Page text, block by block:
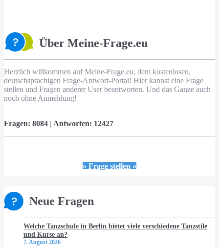
Über Meine-Frage.eu
Herzlich willkommen auf Meine-Frage.eu, dem kostenlosen,
deutschsprachigen Frage-Antwort-Portal! Hier kannst eine Frage
stellen und Fragen anderer User beantworten. Und das Ganze auch
noch ohne Anmeldung!
Fragen: 8084 | Antworten: 12427
» Frage stellen «
Neue Fragen
Welche Tanzschule in Berlin bietet viele verschiedene Tanzstile
und Kurse an?
7. August 2026